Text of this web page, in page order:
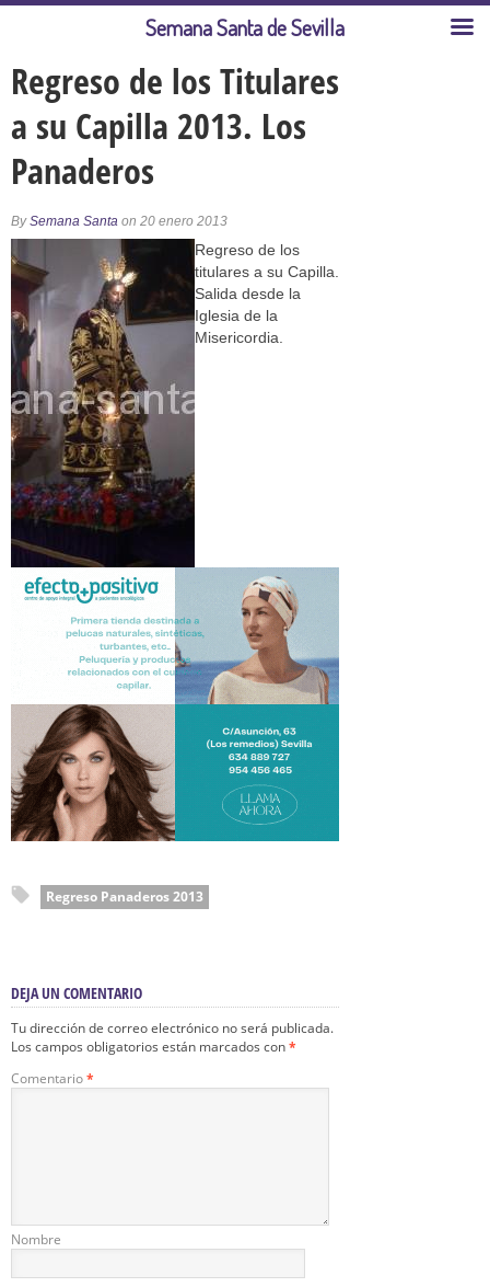
Regreso de los Titulares
a su Capilla 2013. Los
Panaderos
BySemana Santa on 20 enero 2013
Regreso de los
titulares a su Capilla.
Salida desde la
Iglesia de la
Misericordia.
Regreso Panaderos 2013
DEJA UN COMENTARIO
Tu dirección de correo electrónico no será publicada.
Los campos obligatorios están marcados con*
Comentario*
Nombre
Semana Santa de Sevilla